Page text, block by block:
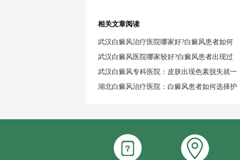
相关文章阅读
武汉白癜风治疗医院哪家好?白癜风患者如何
武汉白癜风医院哪家较好?白癜风患者出现过
武汉白癜风专科医院：皮肤出现色素脱失就一
湖北白癜风治疗医院：白癜风患者如何选择护